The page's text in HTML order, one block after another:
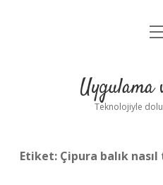
Yasal
Uygulama
Teknolojiyle
Etiket: Çipura balık